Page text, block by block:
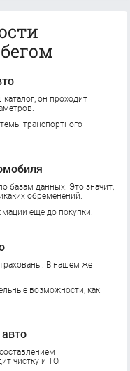
он проходит
транспортного
базам данных. Это значит,
обременений.
еще до покупки.
В нашем же
возможности, как
чистку и ТО.